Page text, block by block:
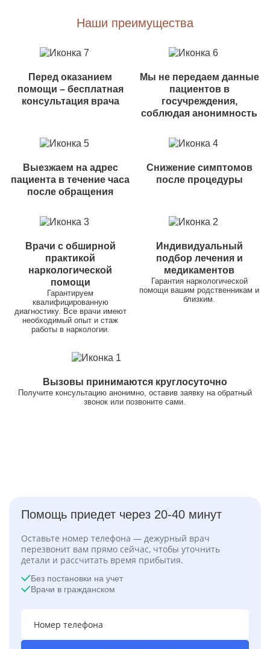
Наши преимущества
Перед оказанием
помощи – бесплатная
консультация врача
Мы не передаем данные
пациентов в
госучреждения,
соблюдая анонимность
Выезжаем на адрес
пациента в течение часа
после обращения
Снижение симптомов
после процедуры
Врачи с обширной
практикой
наркологической
помощи
Гарантируем
квалифицированную
диагностику. Все врачи имеют
необходимый опыт и стаж
работы в наркологии.
Индивидуальный
подбор лечения и
медикаментов
Гарантия наркологической
помощи вашим родственникам и
близким.
Вызовы принимаются круглосуточно
Получите консультацию анонимно, оставив заявку на обратный
звонок или позвоните сами.
Помощь приедет через 20-40 минут
Оставьте номер телефона — дежурный врач
перезвонит вам прямо сейчас, чтобы уточнить
детали и рассчитать время прибытия.
Без постановки на учет
Врачи в гражданском